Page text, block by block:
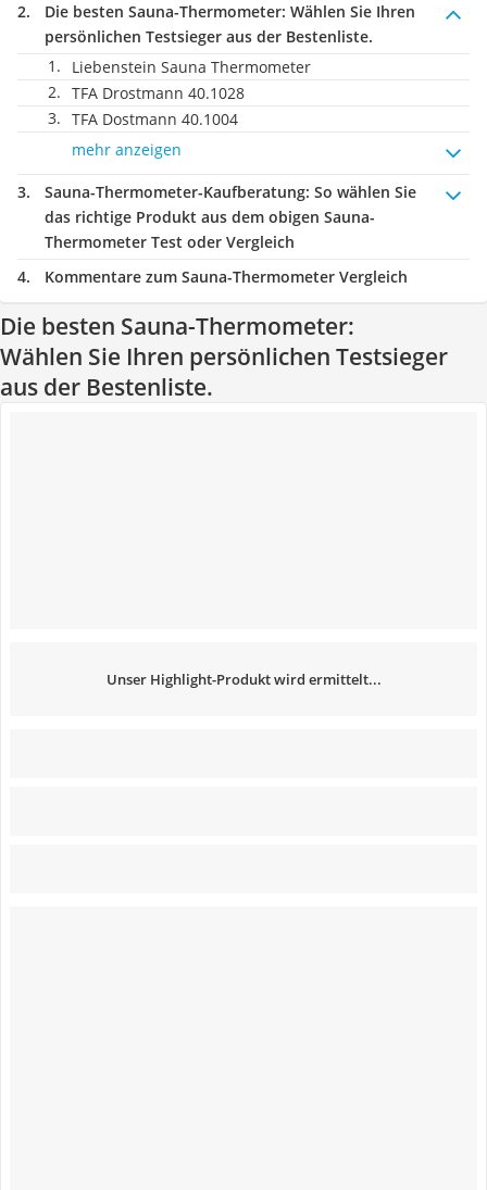
Die besten Sauna-Thermometer: Wählen Sie Ihren
persönlichen Testsieger aus der Bestenliste.
Liebenstein Sauna Thermometer
TFA Drostmann 40.1028
TFA Dostmann 40.1004
mehr anzeigen
Sauna-Thermometer-Kaufberatung: So wählen Sie
das richtige Produkt aus dem obigen Sauna-
Thermometer Test oder Vergleich
Kommentare zum Sauna-Thermometer Vergleich
Die besten Sauna-Thermometer:
Wählen Sie Ihren persönlichen Testsieger
aus der Bestenliste.
Unser Highlight-Produkt wird ermittelt...